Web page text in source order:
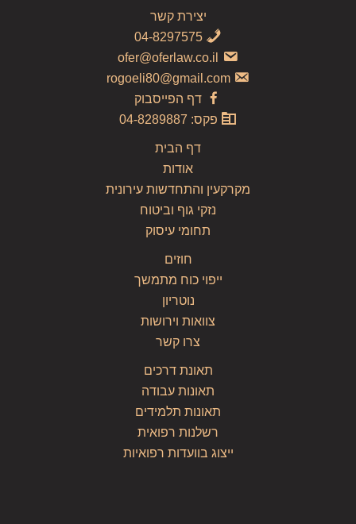
יצירת קשר
04-8297575
ofer@oferlaw.co.il
rogoeli80@gmail.com
דף הפייסבוק
פקס: 04-8289887
דף הבית
אודות
מקרקעין והתחדשות עירונית
נזקי גוף וביטוח
תחומי עיסוק
חוזים
ייפוי כוח מתמשך
נוטריון
צוואות וירושות
צרו קשר
תאונת דרכים
תאונות עבודה
תאונות תלמידים
רשלנות רפואית
ייצוג בוועדות רפואיות